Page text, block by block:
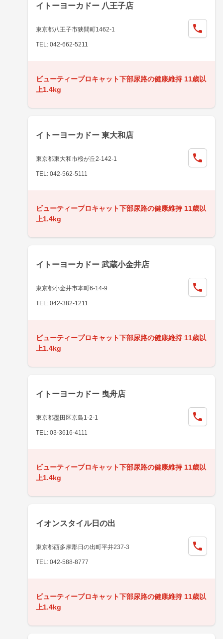
イトーヨーカドー 八王子店
東京都八王子市狭間町1462-1
TEL: 042-662-5211
ビューティープロキャット下部尿路の健康維持 11歳以
上1.4kg
イトーヨーカドー 東大和店
東京都東大和市桜が丘2-142-1
TEL: 042-562-5111
ビューティープロキャット下部尿路の健康維持 11歳以
上1.4kg
イトーヨーカドー 武蔵小金井店
東京都小金井市本町6-14-9
TEL: 042-382-1211
ビューティープロキャット下部尿路の健康維持 11歳以
上1.4kg
イトーヨーカドー 曳舟店
東京都墨田区京島1-2-1
TEL: 03-3616-4111
ビューティープロキャット下部尿路の健康維持 11歳以
上1.4kg
イオンスタイル日の出
東京都西多摩郡日の出町平井237-3
TEL: 042-588-8777
ビューティープロキャット下部尿路の健康維持 11歳以
上1.4kg